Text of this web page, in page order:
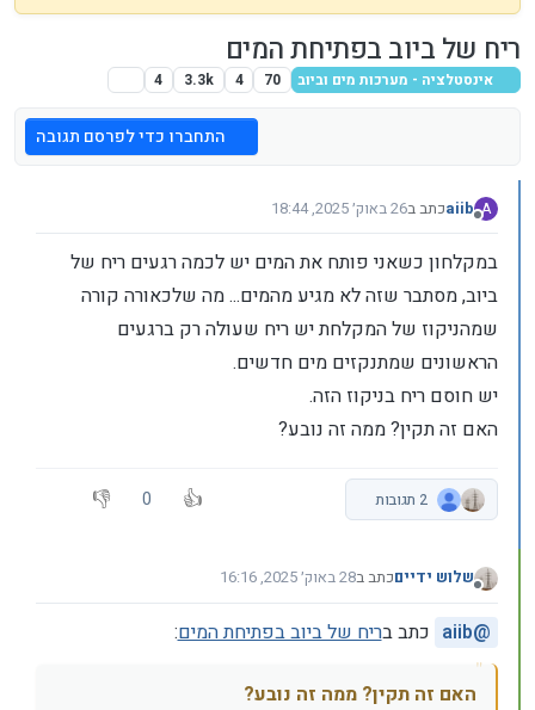
ריח של ביוב בפתיחת המים
אינסטלציה - מערכות מים וביוב 70
4
3.3k
4
התחברו כדי לפרסם תגובה
A
מנותק
aiibכתב ב26 באוק׳ 2025, 18:44
נערך לאחרונה על ידי
במקלחון כשאני פותח את המים יש לכמה רגעים ריח של
ביוב, מסתבר שזה לא מגיע מהמים... מה שלכאורה קורה
שמהניקוז של המקלחת יש ריח שעולה רק ברגעים
הראשונים שמתנקזים מים חדשים.
יש חוסם ריח בניקוז הזה.
האם זה תקין? ממה זה נובע?
2 תגובות 0
מנותק
שלוש ידייםכתב ב28 באוק׳ 2025, 16:16
נערך לאחרונה על ידי שלוש ידיים
@
aiib כתב בריח של ביוב בפתיחת המים:
האם זה תקין? ממה זה נובע?